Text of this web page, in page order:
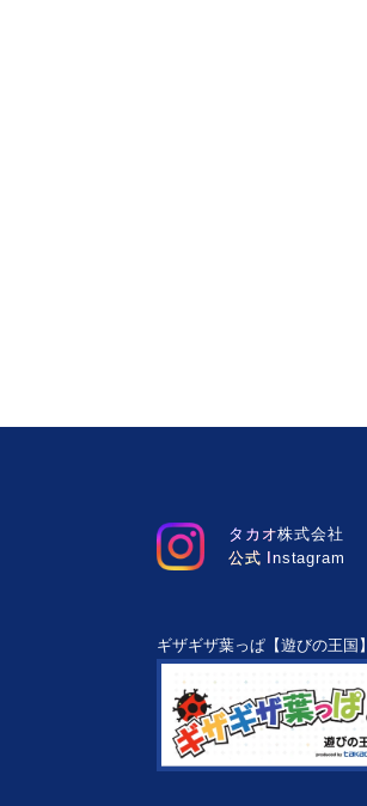
タカオ株式会社
公式 Instagram
ギザギザ葉っぱ【遊びの王国】